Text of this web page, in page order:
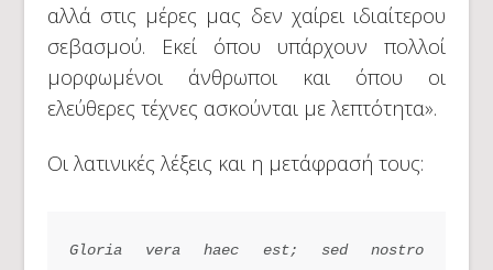
αλλά στις μέρες μας δεν χαίρει ιδιαίτερου
σεβασμού. Εκεί όπου υπάρχουν πολλοί
μορφωμένοι άνθρωποι και όπου οι
ελεύθερες τέχνες ασκούνται με λεπτότητα».
Οι λατινικές λέξεις και η μετάφρασή τους:
Gloria vera haec est; sed nostro